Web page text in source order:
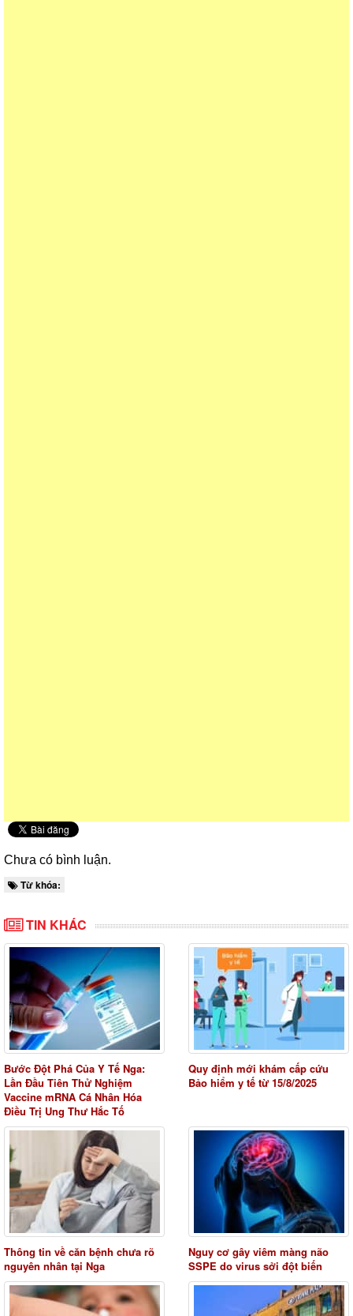
Chưa có bình luận.
Từ khóa:
TIN KHÁC
Bước Đột Phá Của Y Tế Nga:
Lần Đầu Tiên Thử Nghiệm
Vaccine mRNA Cá Nhân Hóa
Điều Trị Ung Thư Hắc Tố
Quy định mới khám cấp cứu
Bảo hiểm y tế từ 15/8/2025
Thông tin về căn bệnh chưa rõ
nguyên nhân tại Nga
Nguy cơ gây viêm màng não
SSPE do virus sởi đột biến